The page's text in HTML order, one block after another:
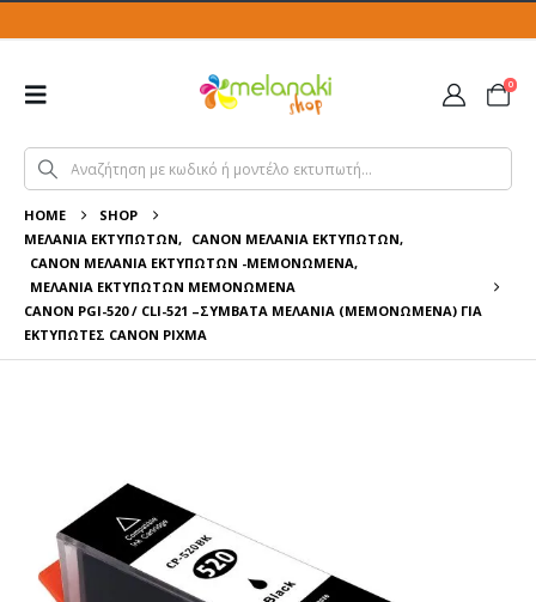
0
HOME
SHOP
ΜΕΛΆΝΙΑ ΕΚΤΥΠΩΤΏΝ, CANON ΜΕΛΆΝΙΑ ΕΚΤΥΠΩΤΏΝ,
CANON ΜΕΛΆΝΙΑ ΕΚΤΥΠΩΤΏΝ -ΜΕΜΟΝΩΜΈΝΑ,
ΜΕΛΆΝΙΑ ΕΚΤΥΠΩΤΏΝ ΜΕΜΟΝΩΜΈΝΑ
CANON PGI-520 / CLI-521 –ΣΥΜΒΑΤΆ ΜΕΛΆΝΙΑ (ΜΕΜΟΝΩΜΈΝΑ) ΓΙΑ
ΕΚΤΥΠΩΤΈΣ CANON PIXMA